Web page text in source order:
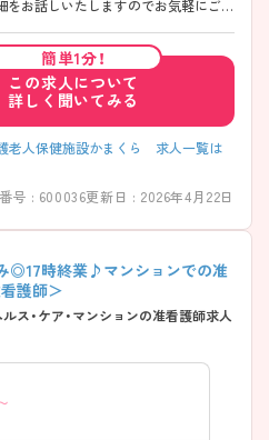
をお話しいたしますのでお気軽にご相
簡単1分！
この求人について
詳しく聞いてみる
老人保健施設かまくら 求人一覧は
号 : 600036更新日 : 2026年4月22日
◎17時終業♪マンションでの准
護師＞
ス・ケア・マンションの准看護師求人